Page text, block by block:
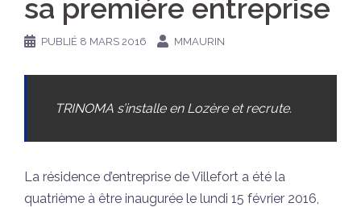
sa première entreprise
PUBLIÉ 8 MARS 2016 MMAURIN
TRINOMA s’installe en Lozère et recrute.
La résidence d’entreprise de Villefort a été la
quatrième à être inaugurée le lundi 15 février 2016,